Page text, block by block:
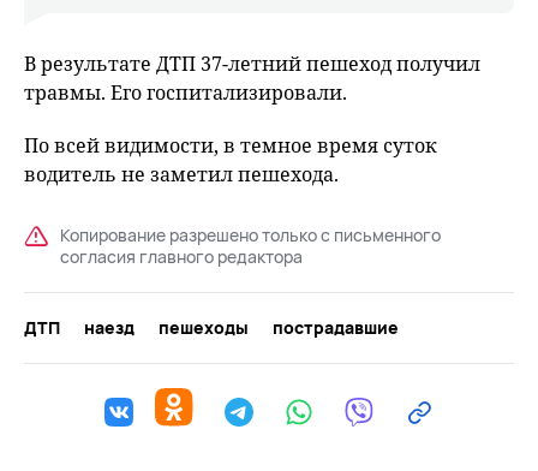
В результате ДТП 37-летний пешеход получил
травмы. Его госпитализировали.
По всей видимости, в темное время суток
водитель не заметил пешехода.
Копирование разрешено только с письменного
согласия главного редактора
ДТП наезд пешеходы пострадавшие